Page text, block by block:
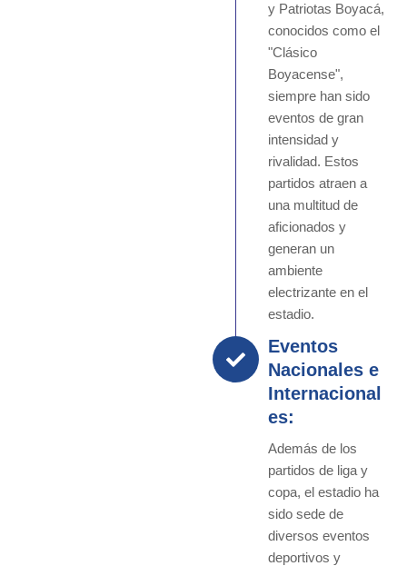
y Patriotas Boyacá,
conocidos como el
"Clásico
Boyacense",
siempre han sido
eventos de gran
intensidad y
rivalidad. Estos
partidos atraen a
una multitud de
aficionados y
generan un
ambiente
electrizante en el
estadio.
Eventos
Nacionales e
Internacional
es:
Además de los
partidos de liga y
copa, el estadio ha
sido sede de
diversos eventos
deportivos y